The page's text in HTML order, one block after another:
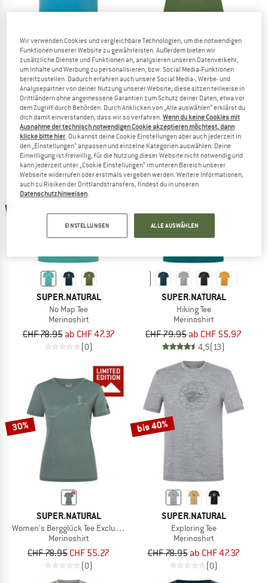
SUPER.NATURAL
Better Bike Tee
Merinoshirt
CHF 78.95ab CHF 39.48
4,8(4)
SUPER.NATURAL
Women's Wonder Wald Tee
Merinoshirt
CHF 78.95CHF 47.37
(0)
SUPER.NATURAL
No Map Tee
Merinoshirt
CHF 78.95 ab CHF 47.37
(0)
SUPER.NATURAL
Hiking Tee
Merinoshirt
CHF 79.95 ab CHF 55.97
4,5(13)
30%
SUPER.NATURAL
Women's Bergglück Tee Exclusive
Merinoshirt
CHF 78.95 CHF 55.27
(0)
bis 40%
SUPER.NATURAL
Exploring Tee
Merinoshirt
CHF 78.95 ab CHF 47.37
(0)
Wir verwenden Cookies und vergleichbare Technologien, um die notwendigen
Funktionen unserer Website zu gewährleisten. Außerdem bieten wir
zusätzliche Dienste und Funktionen an, analysieren unseren Datenverkehr,
um Inhalte und Werbung zu personalisieren, bzw. Social Media-Funktionen
bereitzustellen. Dadurch erfahren auch unsere Social Media-, Werbe- und
Analysepartner von deiner Nutzung unserer Website; diese sitzen teilweise in
Drittländern ohne angemessene Garantien zum Schutz deiner Daten, etwa vor
dem Zugriff durch Behörden. Durch Anklicken von „Alle auswählen“ erklärst du
dich damit einverstanden, dass wir so verfahren.Wenn du keine Cookies mit
Ausnahme der technisch notwendigen Cookie akzeptieren möchtest, dann
klicke bitte hier . Du kannst deine Cookie Einstellungen aber auch jederzeit in
den „Einstellungen“ anpassen und einzelne Kategorien auswählen. Deine
Einwilligung ist freiwillig, für die Nutzung dieser Website nicht notwendig und
kann jederzeit unter „Cookie Einstellungen“ im unteren Bereich unserer
Webseite widerrufen oder erstmals vergeben werden. Weitere Informationen,
auch zu Risiken der Drittlandstransfers, findest du in unseren
Datenschutzhinweisen
EINSTELLUNGEN ALLE AUSWÄHLEN